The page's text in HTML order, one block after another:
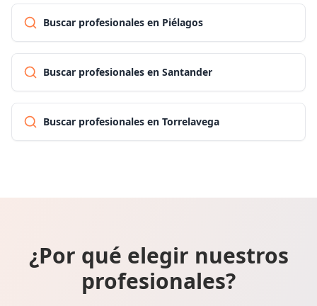
Buscar profesionales en Piélagos
Buscar profesionales en Santander
Buscar profesionales en Torrelavega
¿Por qué elegir nuestros
profesionales?